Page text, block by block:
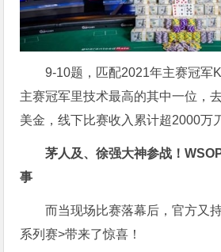
9-10题，匹配2021年主赛冠军
主赛冠军里技术最高的其中一位，
美金，线下比赛收入累计超2000万
茅人及、徐强大神参战！
事
而当现场比赛落幕后，官方又
系列赛>带来了惊喜！